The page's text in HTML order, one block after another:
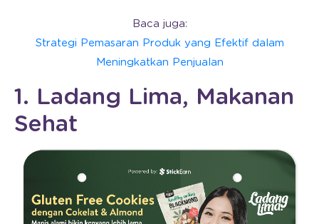
Baca juga:
Strategi Pemasaran Produk yang Efektif dalam
Meningkatkan Penjualan
1. Ladang Lima, Makanan
Sehat